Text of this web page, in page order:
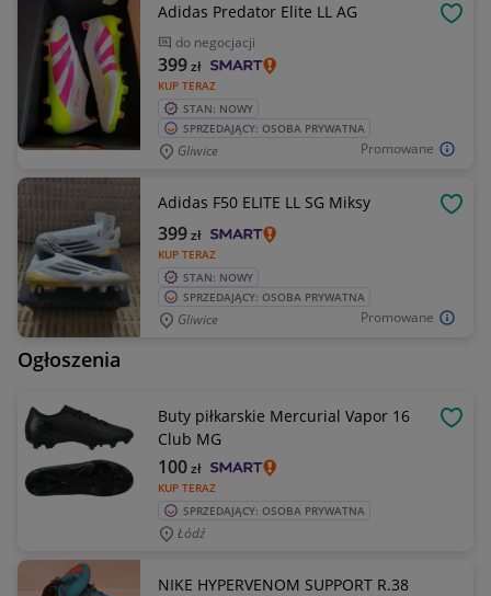
Promowane
Adidas Predator Elite LL AG
do negocjacji
KUP TERAZ
399zł
STAN: NOWY
SPRZEDAJĄCY: OSOBA PRYWATNA
Gliwice
Promowane
Adidas F50 ELITE LL SG Miksy
KUP TERAZ
399zł
STAN: NOWY
SPRZEDAJĄCY: OSOBA PRYWATNA
Gliwice
Ogłoszenia
Buty piłkarskie Mercurial Vapor 16
Club MG
KUP TERAZ
100zł
SPRZEDAJĄCY: OSOBA PRYWATNA
Łódź
NIKE HYPERVENOM SUPPORT R.38